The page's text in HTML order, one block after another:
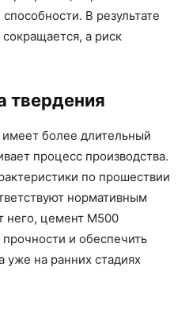
В результате
а риск
твердения
более длительный
процесс производства.
по прошествии
нормативным
него, цемент М500
и обеспечить
уже на ранних стадиях